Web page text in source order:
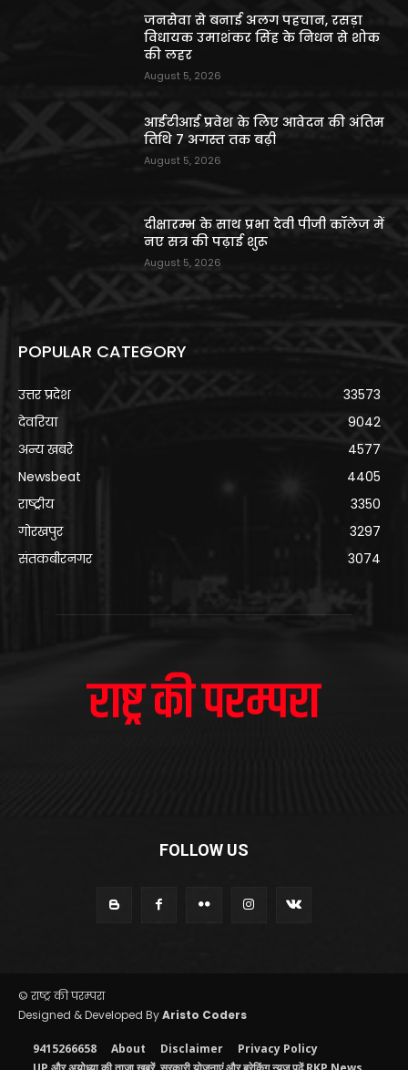
जनसेवा से बनाई अलग पहचान, रसड़ा
विधायक उमाशंकर सिंह के निधन से शोक
की लहर
August 5, 2026
आईटीआई प्रवेश के लिए आवेदन की अंतिम
तिथि 7 अगस्त तक बढ़ी
August 5, 2026
दीक्षारम्भ के साथ प्रभा देवी पीजी कॉलेज में
नए सत्र की पढ़ाई शुरू
August 5, 2026
POPULAR CATEGORY
उत्तर प्रदेश
33573
देवरिया
9042
अन्य खबरे
4577
Newsbeat
4405
राष्ट्रीय
3350
गोरखपुर
3297
संतकबीरनगर
3074
FOLLOW US
© राष्ट्र की परम्परा
Designed & Developed ByAristo Coders
9415266658 About Disclaimer
Privacy Policy